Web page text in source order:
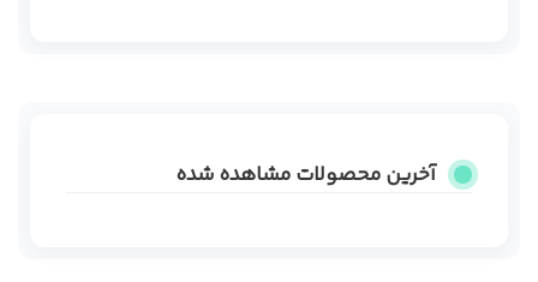
آخرین محصولات مشاهده شده